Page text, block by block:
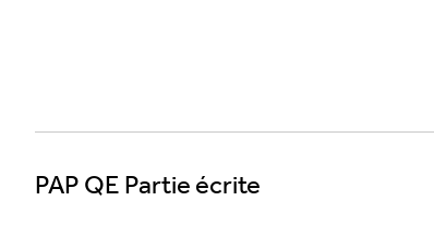
PAP QE Partie écrite